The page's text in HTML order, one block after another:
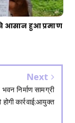
आसान हुआ प्रमाण
Next
निर्माण सामग्री
होगी कार्रवाई:आयुक्त